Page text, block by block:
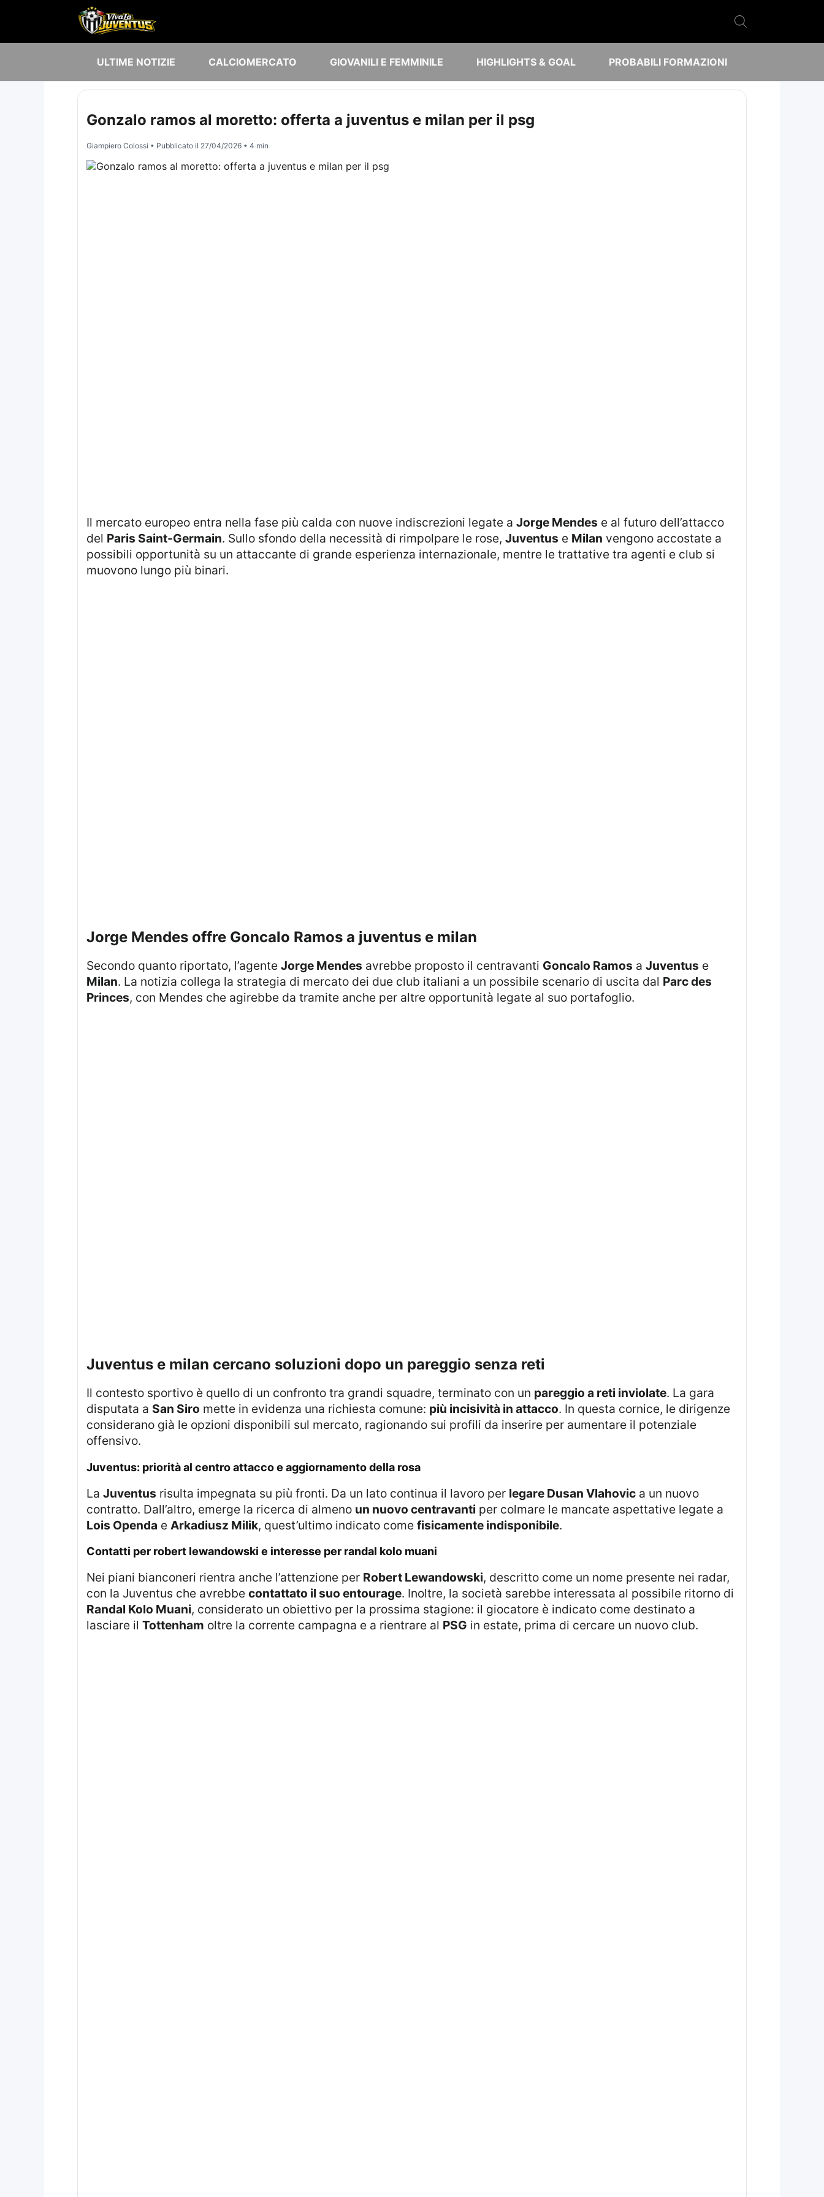
ULTIME NOTIZIE CALCIOMERCATO GIOVANILI E FEMMINILE HIGHLIGHTS & GOAL PROBABILI FORMAZIONI
Gonzalo ramos al moretto: offerta a juventus e milan per il psg
Giampiero Colossi • Pubblicato il 27/04/2026• 4 min
Il mercato europeo entra nella fase più calda con nuove indiscrezioni legate a Jorge Mendes e al futuro dell’attacco
del Paris Saint-Germain. Sullo sfondo della necessità di rimpolpare le rose, Juventus e Milan vengono accostate a
possibili opportunità su un attaccante di grande esperienza internazionale, mentre le trattative tra agenti e club si
muovono lungo più binari.
Jorge Mendes offre Goncalo Ramos a juventus e milan
Secondo quanto riportato, l’agente Jorge Mendes avrebbe proposto il centravanti Goncalo Ramos a Juventus e
Milan. La notizia collega la strategia di mercato dei due club italiani a un possibile scenario di uscita dal Parc des
Princes, con Mendes che agirebbe da tramite anche per altre opportunità legate al suo portafoglio.
juventus e milan cercano soluzioni dopo un pareggio senza reti
Il contesto sportivo è quello di un confronto tra grandi squadre, terminato con un pareggio a reti inviolate. La gara
disputata a San Siro mette in evidenza una richiesta comune: più incisività in attacco. In questa cornice, le dirigenze
considerano già le opzioni disponibili sul mercato, ragionando sui profili da inserire per aumentare il potenziale
offensivo.
juventus: priorità al centro attacco e aggiornamento della rosa
La Juventus risulta impegnata su più fronti. Da un lato continua il lavoro per legare Dusan Vlahovica un nuovo
contratto. Dall’altro, emerge la ricerca di almeno un nuovo centravanti per colmare le mancate aspettative legate a
Lois Openda e Arkadiusz Milik, quest’ultimo indicato come fisicamente indisponibile.
contatti per robert lewandowski e interesse per randal kolo muani
Nei piani bianconeri rientra anche l’attenzione per Robert Lewandowski, descritto come un nome presente nei radar,
con la Juventus che avrebbe contattato il suo entourage. Inoltre, la società sarebbe interessata al possibile ritorno di
Randal Kolo Muani, considerato un obiettivo per la prossima stagione: il giocatore è indicato come destinato a
lasciare il Tottenham oltre la corrente campagna e a rientrare al PSG in estate, prima di cercare un nuovo club.